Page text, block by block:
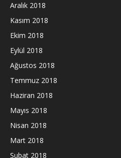
Aralık 2018
Kasım 2018
Ekim 2018
Eylül 2018
Ağustos 2018
Temmuz 2018
Haziran 2018
Mayıs 2018
Nisan 2018
Mart 2018
Şubat 2018